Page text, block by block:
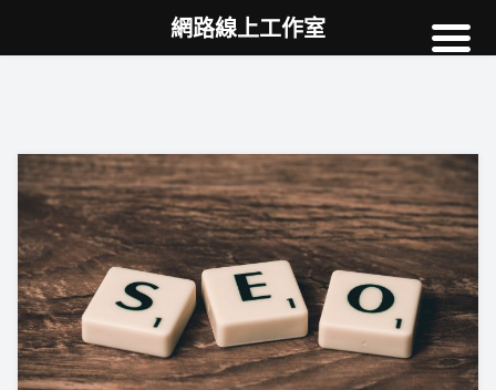
高雄網頁設計
網站SEO
NEWS
教學
AI
網路線上工作室